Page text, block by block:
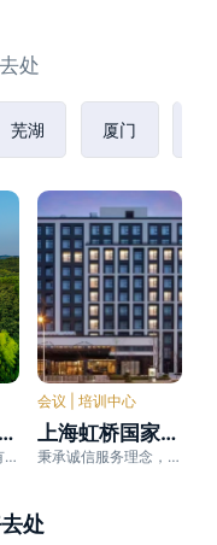
处
芜湖 厦门
田度假村
溧阳亚东实业发展有限公司
会议 | 培训中心
上海虹桥国家会展中心同派酒店
秉承诚信服务理念，为你营造温馨、舒适的入住环境！
处